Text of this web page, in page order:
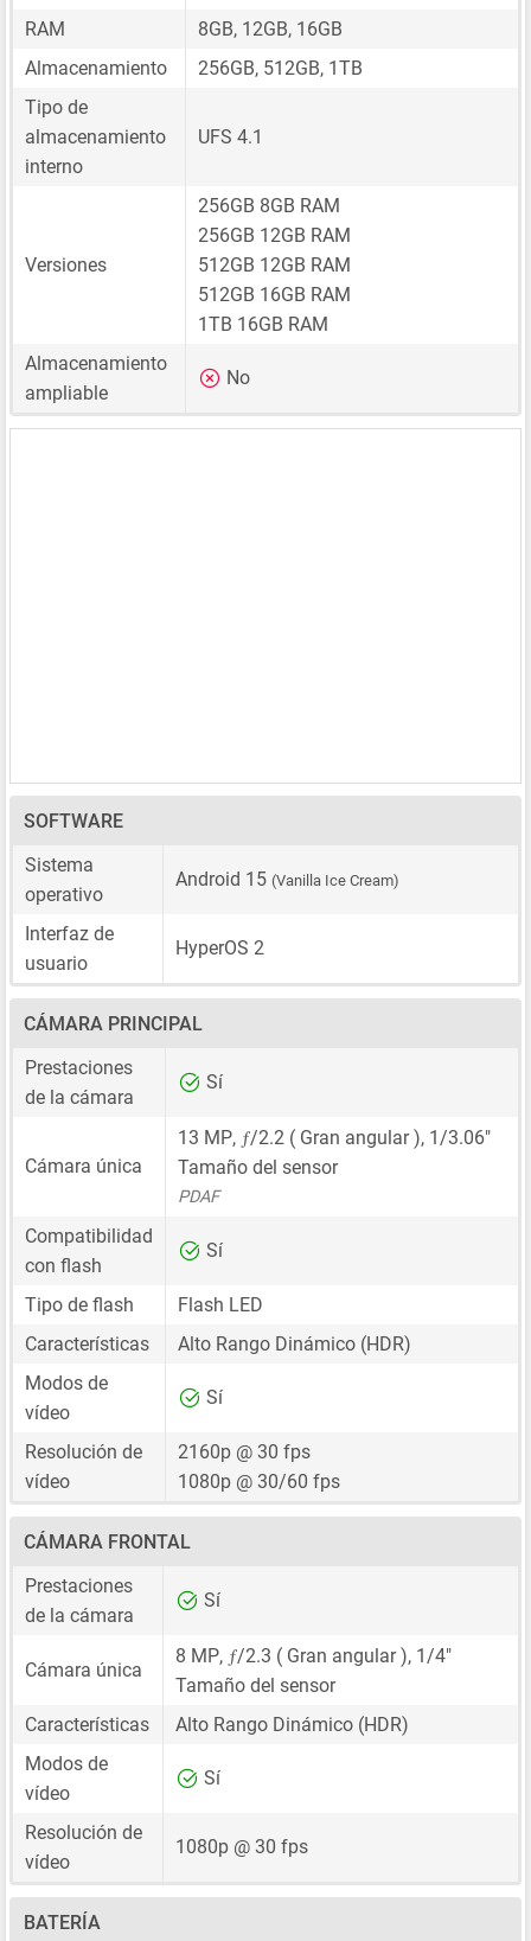
RAM
8GB, 12GB, 16GB
Almacenamiento
256GB, 512GB, 1TB
Tipo de
almacenamiento
interno
UFS 4.1
Versiones
256GB 8GB RAM
256GB 12GB RAM
512GB 12GB RAM
512GB 16GB RAM
1TB 16GB RAM
Almacenamiento
ampliable
No
SOFTWARE
Sistema
operativo
Android 15 (Vanilla Ice Cream)
Interfaz de
usuario
HyperOS 2
CÁMARA PRINCIPAL
Prestaciones
de la cámara
Sí
Cámara única
13 MP, ƒ/2.2 ( Gran angular ), 1/3.06"
Tamaño del sensor
PDAF
Compatibilidad
con flash
Sí
Tipo de flash
Flash LED
Características
Alto Rango Dinámico (HDR)
Modos de
vídeo
Sí
Resolución de
vídeo
2160p @ 30 fps
1080p @ 30/60 fps
CÁMARA FRONTAL
Prestaciones
de la cámara
Sí
Cámara única
8 MP, ƒ/2.3 ( Gran angular ), 1/4"
Tamaño del sensor
Características
Alto Rango Dinámico (HDR)
Modos de
vídeo
Sí
Resolución de
vídeo
1080p @ 30 fps
BATERÍA